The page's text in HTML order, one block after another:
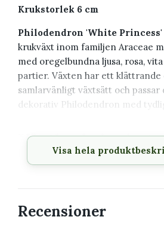
Krukstorlek 6 cm
Philodendron 'White Princess'
krukväxt inom familjen Araceae
med oregelbundna ljusa, rosa,
partier. Växten har ett klättrande
samlarvänligt växtsätt och passar
dekorativ Philodendron med
Växtbeskrivning
Familj
Visa hela
Recensioner